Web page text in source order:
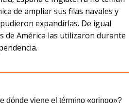
de ampliar sus filas navales y
expandirlas. De igual
de América las utilizaron durante